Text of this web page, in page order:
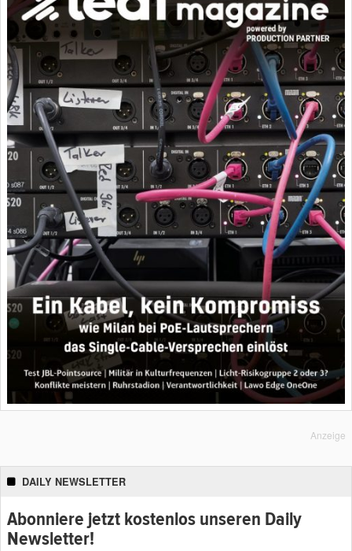
Anzeige
DAILY NEWSLETTER
Abonniere jetzt kostenlos unseren Daily
Newsletter!